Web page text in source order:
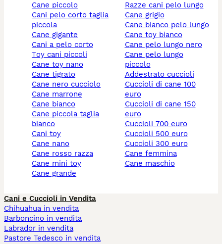
cane piccolo
cani pelo corto taglia
piccola
cane gigante
cani a pelo corto
toy cani piccoli
cane toy nano
cane tigrato
cane nero cucciolo
cane marrone
cane bianco
cane piccola taglia
bianco
cani toy
cane nano
cane rosso razza
cane mini toy
cane grande
razze cani pelo lungo
cane grigio
cane bianco pelo lungo
cane toy bianco
cane pelo lungo nero
cane pelo lungo
piccolo
addestrato cuccioli
cuccioli di cane 100
euro
cuccioli di cane 150
euro
cuccioli 700 euro
cuccioli 500 euro
cuccioli 300 euro
cane femmina
cane maschio
Cani e Cuccioli in Vendita
Chihuahua in vendita
Barboncino in vendita
Labrador in vendita
Pastore Tedesco in vendita